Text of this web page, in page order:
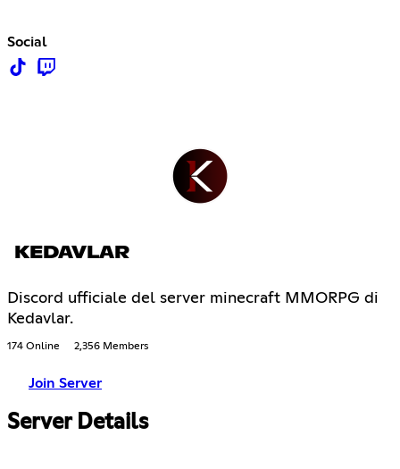
Social
KEDAVLAR
Discord ufficiale del server minecraft MMORPG di
Kedavlar.
174 Online 2,356 Members
Join Server
Server Details